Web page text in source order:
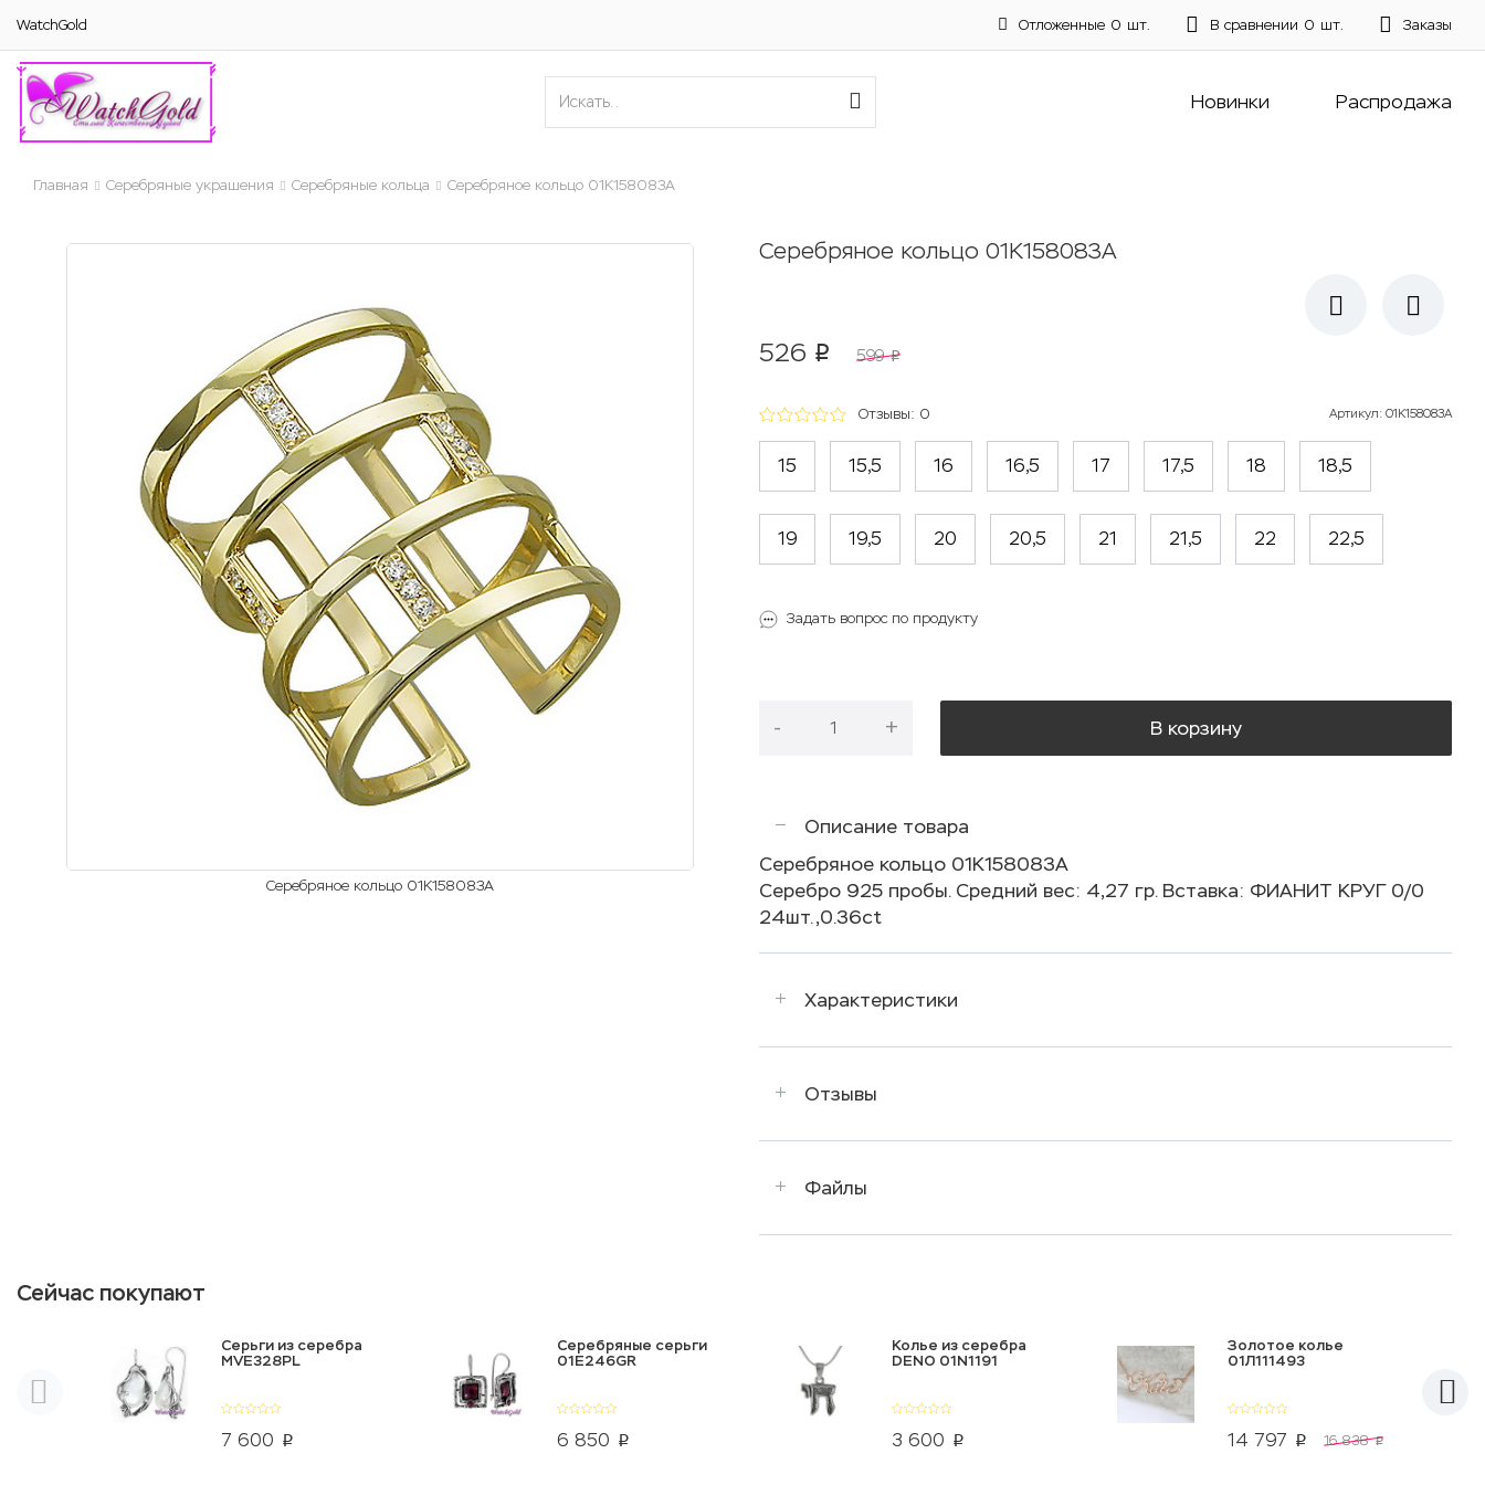
WatchGold Отложенные 0 шт. В сравнении 0 шт. Заказы
Новинки Распродажа
Главная Серебряные украшения Серебряные кольца Серебряное кольцо 01К158083А
Серебряное кольцо 01К158083А
Серебряное кольцо 01К158083А
526 p 599 p
Отзывы: 0 Артикул: 01К158083А
15 15,5 16 16,5 17 17,5 18 18,5
19 19,5 20 20,5 21 21,5 22 22,5
Задать вопрос по продукту
- + В корзину
Описание товара
Серебряное кольцо 01К158083А
Серебро 925 пробы. Средний вес: 4,27 гр. Вставка: ФИАНИТ КРУГ 0/0
24шт.,0.36ct
Характеристики
Отзывы
Файлы
Сейчас покупают
7 600 p
Серьги из серебра
MVE328PL
6 850 p
Серебряные серьги
01E246GR
3 600 p
Колье из серебра
DENO 01N1191
14 797 p 16 838 p
Золотое колье
01Л111493